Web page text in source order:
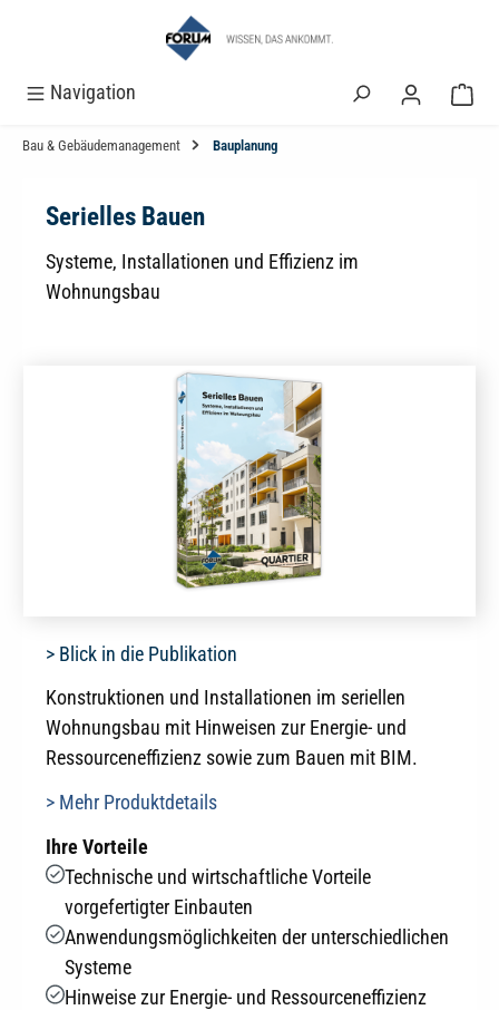
Navigation
Bau & Gebäudemanagement Bauplanung
Serielles Bauen
Systeme, Installationen und Effizienz im
Wohnungsbau
> Blick in die Publikation
Konstruktionen und Installationen im seriellen
Wohnungsbau mit Hinweisen zur Energie- und
Ressourceneffizienz sowie zum Bauen mit BIM.
> Mehr Produktdetails
Ihre Vorteile
Technische und wirtschaftliche Vorteile
vorgefertigter Einbauten
Anwendungsmöglichkeiten der unterschiedlichen
Systeme
Hinweise zur Energie- und Ressourceneffizienz